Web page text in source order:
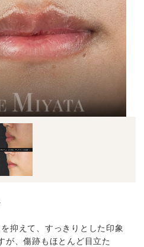
抑えて、すっきりとした印象
が、傷跡もほとんど目立た